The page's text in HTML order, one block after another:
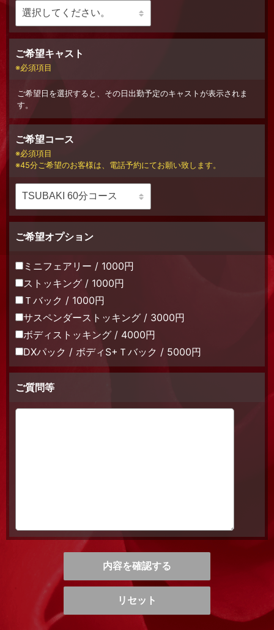
ご希望キャスト
必須項目
ご希望日を選択すると、その日出勤予定のキャストが表示されま
す。
ご希望コース
必須項目
45分ご希望のお客様は、電話予約にてお願い致します。
ご希望オプション
ミニフェアリー / 1000円
ストッキング / 1000円
Ｔバック / 1000円
サスペンダーストッキング / 3000円
ボディストッキング / 4000円
DXパック / ボディS+Ｔバック / 5000円
ご質問等